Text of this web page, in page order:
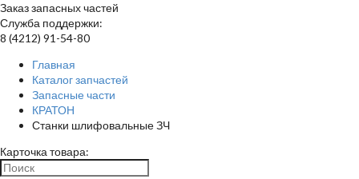
Заказ запасных частей
Служба поддержки:
8 (4212) 91-54-80
Главная
Каталог запчастей
Запасные части
КРАТОН
Станки шлифовальные ЗЧ
Карточка товара: